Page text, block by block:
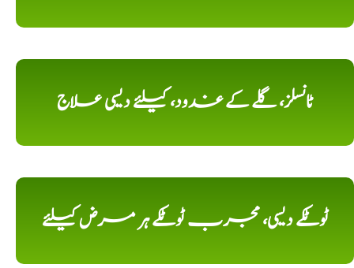
ٹانسلز، گلے کے غدود، کیلئے دیسی علاج
ٹوٹکے دیسی، مجرب ٹوٹکے ہر مرض کیلئے